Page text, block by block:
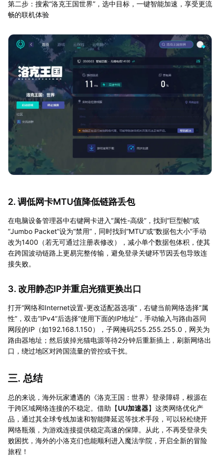
第二步：搜索“洛克王国世界”，选中目标，一键智能加速，享受更流
畅的联机体验
2. 调低网卡MTU值降低链路丢包
在电脑设备管理器中右键网卡进入“属性-高级”，找到“巨型帧”或
“Jumbo Packet”设为“禁用”，同时找到“MTU”或“数据包大小”手动
改为1400（若无可通过注册表修改），减小单个数据包体积，使其
在跨国波动链路上更易完整传输，避免登录关键环节因丢包导致连
接失败。
3. 改用静态IP并重启光猫更换出口
打开“网络和Internet设置-更改适配器选项”，右键当前网络选择“属
性”，双击“IPv4”后选择“使用下面的IP地址”，手动输入与路由器同
网段的IP（如192.168.1.150），子网掩码255.255.255.0，网关为
路由器地址；然后拔掉光猫电源等待2分钟后重新插上，刷新网络出
口，绕过地区对跨国流量的管控或干扰。
三. 总结
总的来说，海外玩家遭遇的《洛克王国：世界》登录障碍，根源在
于跨区域网络连接的不稳定。借助【UU加速器】这类网络优化产
品，通过其全球专线加速和智能降延迟等技术手段，可以轻松绕开
网络瓶颈，为游戏连接提供稳定高速的保障。从此，不再受登录失
败困扰，海外的小洛克们也能顺利进入魔法学院，开启全新的冒险
旅程！